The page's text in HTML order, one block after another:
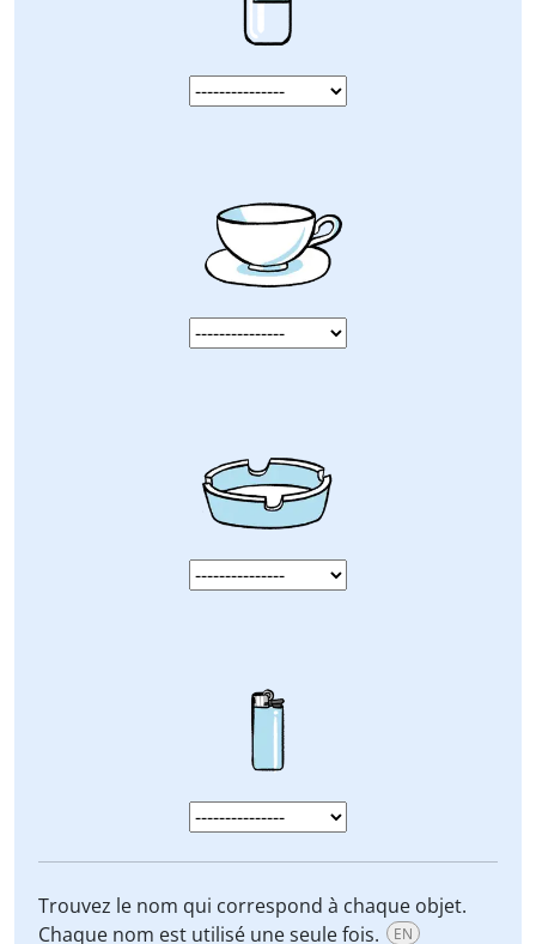
Trouvez le nom qui correspond à chaque objet.
Chaque nom est utilisé une seule fois.
EN